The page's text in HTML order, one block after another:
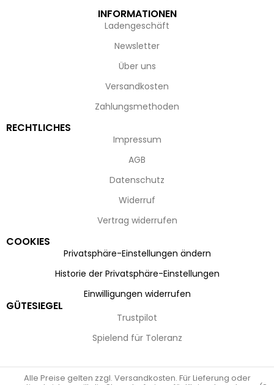
INFORMATIONEN
Ladengeschäft
Newsletter
Über uns
Versandkosten
Zahlungsmethoden
RECHTLICHES
Impressum
AGB
Datenschutz
Widerruf
Vertrag widerrufen
COOKIES
Privatsphäre-Einstellungen ändern
Historie der Privatsphäre-Einstellungen
Einwilligungen widerrufen
GÜTESIEGEL
Trustpilot
Spielend für Toleranz
Alle Preise gelten zzgl. Versandkosten. Für Lieferung oder